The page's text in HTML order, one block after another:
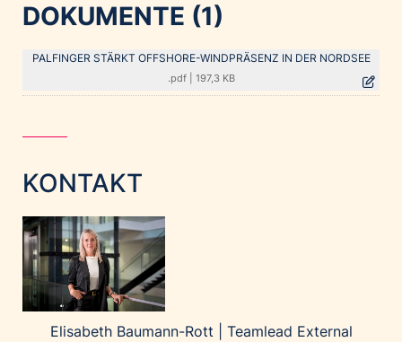
DOKUMENTE (1)
PALFINGER STÄRKT OFFSHORE-WINDPRÄSENZ IN DER NORDSEE
.pdf| 197,3 KB
KONTAKT
Elisabeth Baumann-Rott | Teamlead External